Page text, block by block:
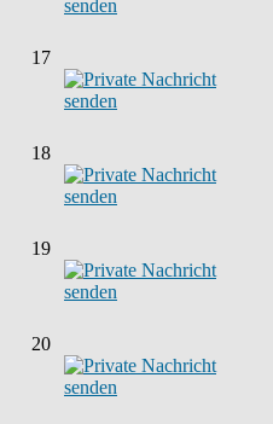
17
18
19
20